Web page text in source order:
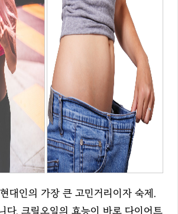
현대인의 가장 큰 고민거리이자 숙제.
다. 크릴오일의 효능이 바로 다이어트